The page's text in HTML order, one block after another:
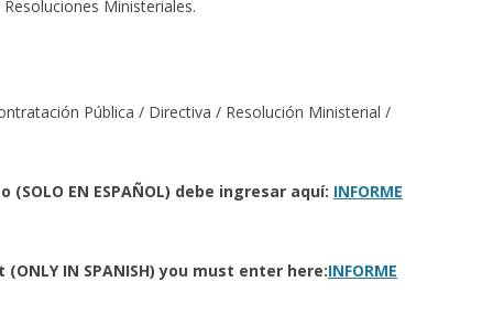
Ministeriales.
Pública / Directiva / Resolución Ministerial /
EN ESPAÑOL) debe ingresar aquí: INFORME
IN SPANISH) you must enter here:INFORME